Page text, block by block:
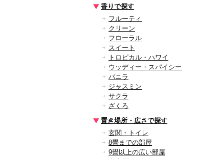
香りで探す
フルーティ
クリーン
フローラル
スイート
トロピカル・ハワイ
ウッディー・スパイシー
バニラ
ジャスミン
サクラ
ざくろ
置き場所・広さで探す
玄関・トイレ
8畳までの部屋
9畳以上の広い部屋